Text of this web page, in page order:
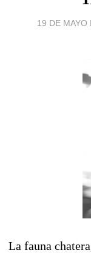
19 DE MAYO
La fauna